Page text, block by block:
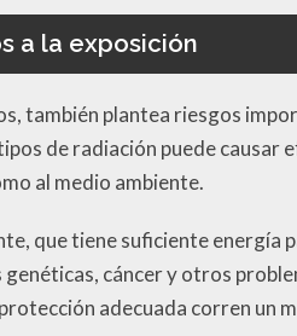
a la exposición
también plantea riesgos
de radiación puede causar
al medio ambiente.
que tiene suficiente energía
cáncer y otros
adecuada corren un